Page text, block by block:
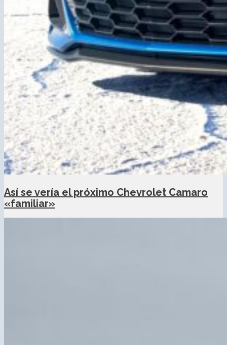
Así se vería el próximo Chevrolet Camaro
«familiar»